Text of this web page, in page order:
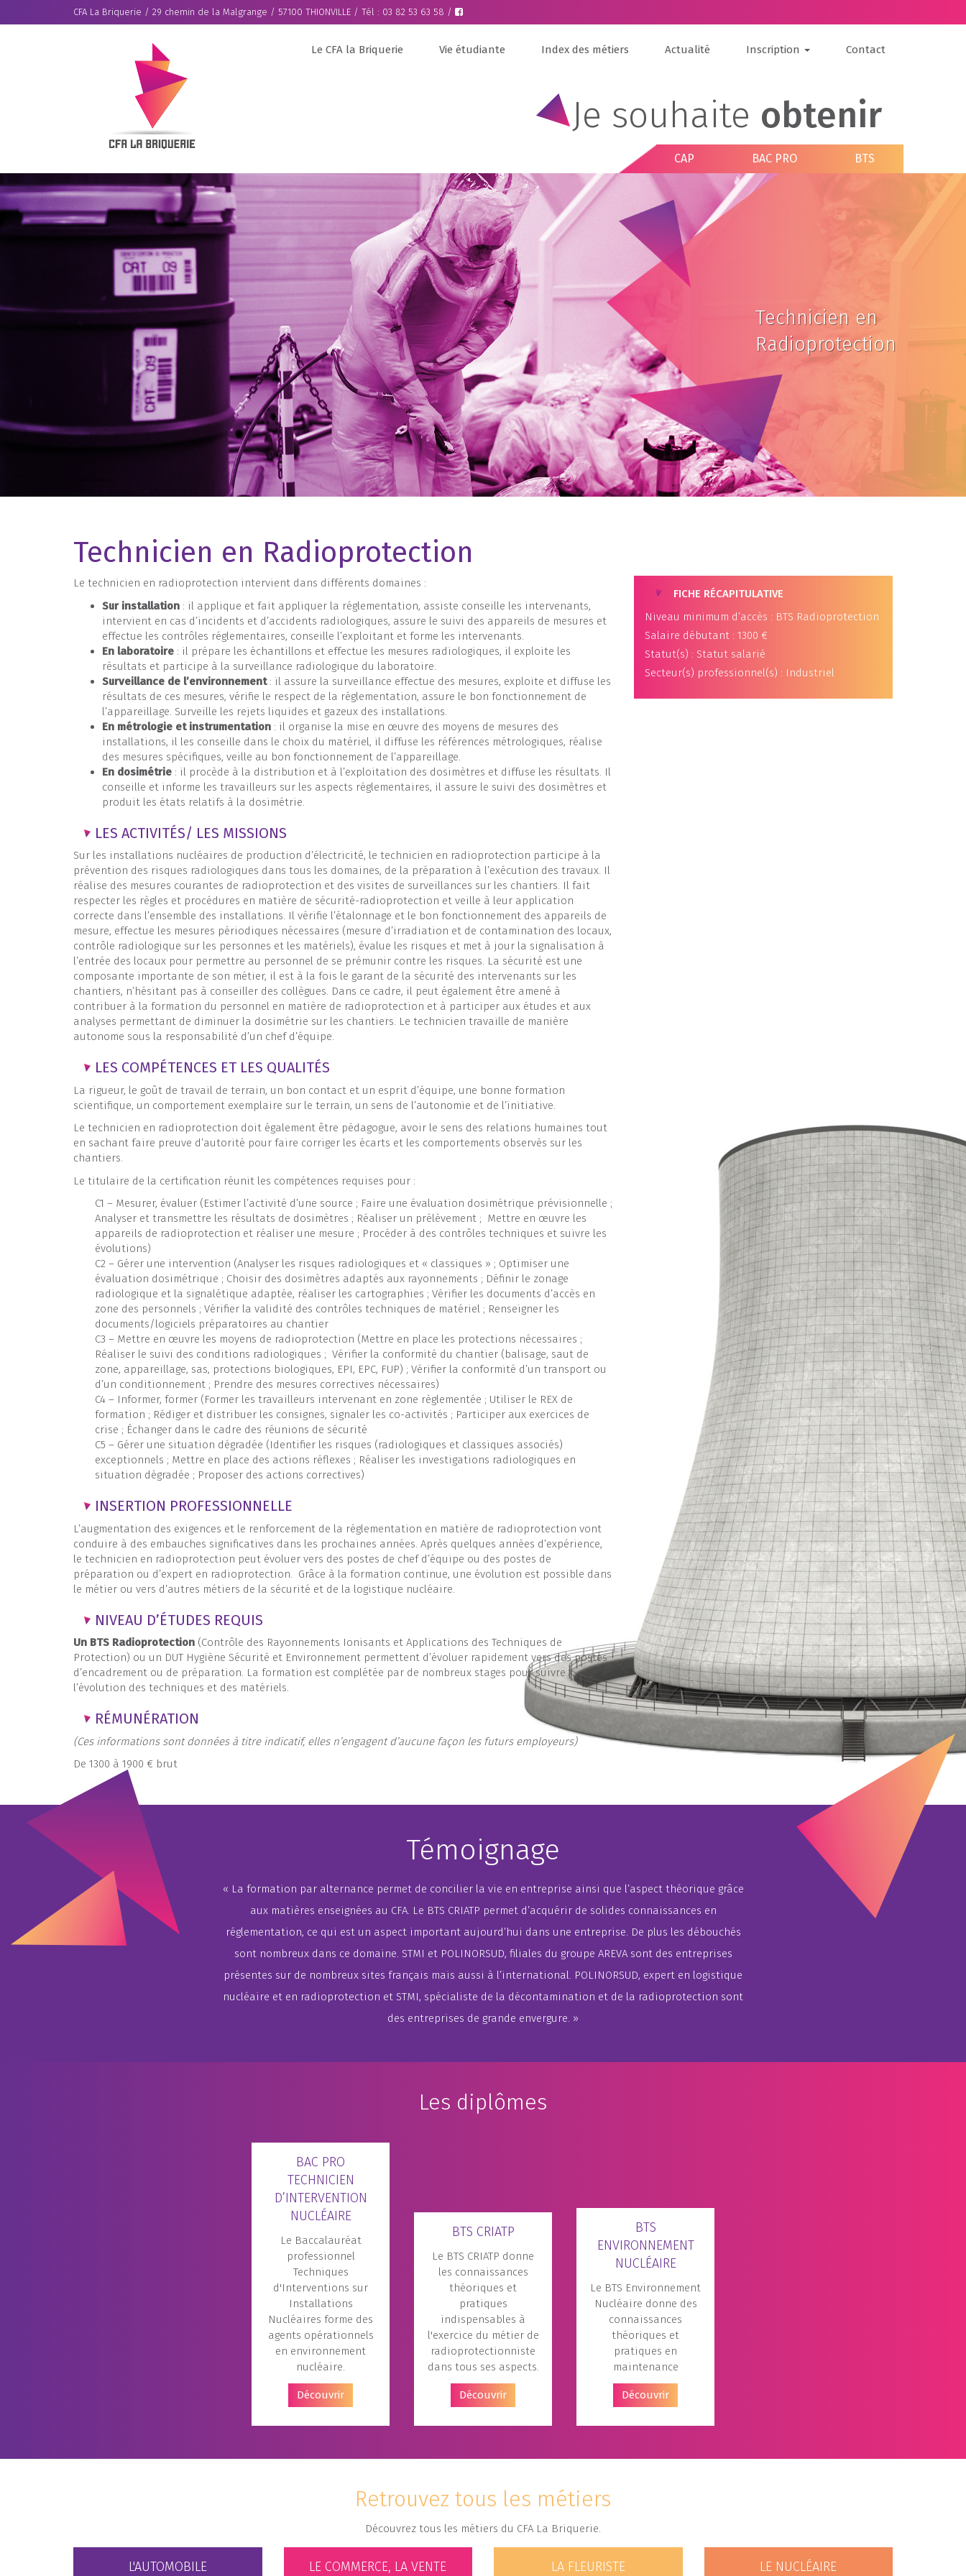
CFA La Briquerie / 29 chemin de la Malgrange / 57100 THIONVILLE / Tél : 03 82 53 63 58 /
Le CFA la Briquerie Vie étudiante Index des métiers Actualité Inscription Contact
Je souhaite obtenir
CAP BAC PRO BTS
Technicien en
Radioprotection
Technicien en Radioprotection
Le technicien en radioprotection intervient dans différents domaines :
Sur installation : il applique et fait appliquer la réglementation, assiste conseille les intervenants,
intervient en cas d’incidents et d’accidents radiologiques, assure le suivi des appareils de mesures et
effectue les contrôles réglementaires, conseille l’exploitant et forme les intervenants.
En laboratoire : il prépare les échantillons et effectue les mesures radiologiques, il exploite les
résultats et participe à la surveillance radiologique du laboratoire.
Surveillance de l’environnement: il assure la surveillance effectue des mesures, exploite et diffuse les
résultats de ces mesures, vérifie le respect de la réglementation, assure le bon fonctionnement de
l’appareillage. Surveille les rejets liquides et gazeux des installations.
En métrologie et instrumentation : il organise la mise en œuvre des moyens de mesures des
installations, il les conseille dans le choix du matériel, il diffuse les références métrologiques, réalise
des mesures spécifiques, veille au bon fonctionnement de l’appareillage.
En dosimétrie : il procède à la distribution et à l’exploitation des dosimètres et diffuse les résultats. Il
conseille et informe les travailleurs sur les aspects réglementaires, il assure le suivi des dosimètres et
produit les états relatifs à la dosimétrie.
LES ACTIVITÉS/ LES MISSIONS
Sur les installations nucléaires de production d’électricité, le technicien en radioprotection participe à la
prévention des risques radiologiques dans tous les domaines, de la préparation à l’exécution des travaux. Il
réalise des mesures courantes de radioprotection et des visites de surveillances sur les chantiers. Il fait
respecter les règles et procédures en matière de sécurité-radioprotection et veille à leur application
correcte dans l’ensemble des installations. Il vérifie l’étalonnage et le bon fonctionnement des appareils de
mesure, effectue les mesures périodiques nécessaires (mesure d’irradiation et de contamination des locaux,
contrôle radiologique sur les personnes et les matériels), évalue les risques et met à jour la signalisation à
l’entrée des locaux pour permettre au personnel de se prémunir contre les risques. La sécurité est une
composante importante de son métier, il est à la fois le garant de la sécurité des intervenants sur les
chantiers, n’hésitant pas à conseiller des collègues. Dans ce cadre, il peut également être amené à
contribuer à la formation du personnel en matière de radioprotection et à participer aux études et aux
analyses permettant de diminuer la dosimétrie sur les chantiers. Le technicien travaille de manière
autonome sous la responsabilité d’un chef d’équipe.
LES COMPÉTENCES ET LES QUALITÉS
La rigueur, le goût de travail de terrain, un bon contact et un esprit d’équipe, une bonne formation
scientifique, un comportement exemplaire sur le terrain, un sens de l’autonomie et de l’initiative.
Le technicien en radioprotection doit également être pédagogue, avoir le sens des relations humaines tout
en sachant faire preuve d’autorité pour faire corriger les écarts et les comportements observés sur les
chantiers.
Le titulaire de la certification réunit les compétences requises pour :
C1 – Mesurer, évaluer (Estimer l’activité d’une source ; Faire une évaluation dosimétrique prévisionnelle ;
Analyser et transmettre les résultats de dosimètres ; Réaliser un prélèvement ; Mettre en œuvre les
appareils de radioprotection et réaliser une mesure ; Procéder à des contrôles techniques et suivre les
évolutions)
C2 – Gérer une intervention (Analyser les risques radiologiques et « classiques » ; Optimiser une
évaluation dosimétrique ; Choisir des dosimètres adaptés aux rayonnements ; Définir le zonage
radiologique et la signalétique adaptée, réaliser les cartographies ; Vérifier les documents d’accès en
zone des personnels ; Vérifier la validité des contrôles techniques de matériel ; Renseigner les
documents/logiciels préparatoires au chantier
C3 – Mettre en œuvre les moyens de radioprotection (Mettre en place les protections nécessaires ;
Réaliser le suivi des conditions radiologiques ; Vérifier la conformité du chantier (balisage, saut de
zone, appareillage, sas, protections biologiques, EPI, EPC, FUP) ; Vérifier la conformité d’un transport ou
d’un conditionnement ; Prendre des mesures correctives nécessaires)
C4 – Informer, former (Former les travailleurs intervenant en zone règlementée ; Utiliser le REX de
formation ; Rédiger et distribuer les consignes, signaler les co-activités ; Participer aux exercices de
crise ; Échanger dans le cadre des réunions de sécurité
C5 – Gérer une situation dégradée (Identifier les risques (radiologiques et classiques associés)
exceptionnels ; Mettre en place des actions réflexes ; Réaliser les investigations radiologiques en
situation dégradée ; Proposer des actions correctives)
INSERTION PROFESSIONNELLE
L’augmentation des exigences et le renforcement de la réglementation en matière de radioprotection vont
conduire à des embauches significatives dans les prochaines années. Après quelques années d’expérience,
le technicien en radioprotection peut évoluer vers des postes de chef d’équipe ou des postes de
préparation ou d’expert en radioprotection. Grâce à la formation continue, une évolution est possible dans
le métier ou vers d’autres métiers de la sécurité et de la logistique nucléaire.
NIVEAU D’ÉTUDES REQUIS
Un BTS Radioprotection (Contrôle des Rayonnements Ionisants et Applications des Techniques de
Protection) ou un DUT Hygiène Sécurité et Environnement permettent d’évoluer rapidement vers des postes
d’encadrement ou de préparation. La formation est complétée par de nombreux stages pour suivre
l’évolution des techniques et des matériels.
RÉMUNÉRATION
(Ces informations sont données à titre indicatif, elles n’engagent d’aucune façon les futurs employeurs)
De 1300 à 1900 € brut
FICHE RÉCAPITULATIVE
Niveau minimum d’accès : BTS Radioprotection
Salaire débutant : 1300 €
Statut(s) : Statut salarié
Secteur(s) professionnel(s) : Industriel
Témoignage
« La formation par alternance permet de concilier la vie en entreprise ainsi que l’aspect théorique grâce
aux matières enseignées au CFA. Le BTS CRIATP permet d’acquérir de solides connaissances en
réglementation, ce qui est un aspect important aujourd’hui dans une entreprise. De plus les débouchés
sont nombreux dans ce domaine. STMI et POLINORSUD, filiales du groupe AREVA sont des entreprises
présentes sur de nombreux sites français mais aussi à l’international. POLINORSUD, expert en logistique
nucléaire et en radioprotection et STMI, spécialiste de la décontamination et de la radioprotection sont
des entreprises de grande envergure. »
Les diplômes
BAC PRO
TECHNICIEN
D’INTERVENTION
NUCLÉAIRE
Le Baccalauréat
professionnel
Techniques
d'Interventions sur
Installations
Nucléaires forme des
agents opérationnels
en environnement
nucléaire.
Découvrir
BTS CRIATP
Le BTS CRIATP donne
les connaissances
théoriques et
pratiques
indispensables à
l'exercice du métier de
radioprotectionniste
dans tous ses aspects.
Découvrir
BTS
ENVIRONNEMENT
NUCLÉAIRE
Le BTS Environnement
Nucléaire donne des
connaissances
théoriques et
pratiques en
maintenance
Découvrir
Retrouvez tous les métiers
Découvrez tous les métiers du CFA La Briquerie.
L'AUTOMOBILE LE COMMERCE, LA VENTE LA FLEURISTE LE NUCLÉAIRE